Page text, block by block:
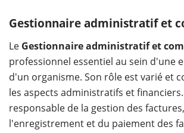
Gestionnaire administratif et
Le Gestionnaire administratif et
professionnel essentiel au sein d'une
d'un organisme. Son rôle est varié et
les aspects administratifs et
responsable de la gestion des
l'enregistrement et du paiement des